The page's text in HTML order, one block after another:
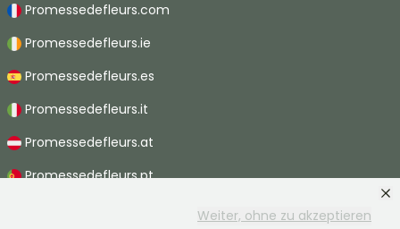
Weiter, ohne zu akzeptieren
Promessedefleurs.com
Promessedefleurs.ie
Promessedefleurs.es
Promessedefleurs.it
Promessedefleurs.at
Promessedefleurs.pt